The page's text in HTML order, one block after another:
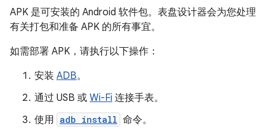
APK 是可安装的 Android 软件包。表盘设计器会为您处理
有关打包和准备 APK 的所有事宜。
如需部署 APK，请执行以下操作：
安装 ADB。
通过 USB 或 Wi-Fi 连接手表。
使用 adb install 命令。